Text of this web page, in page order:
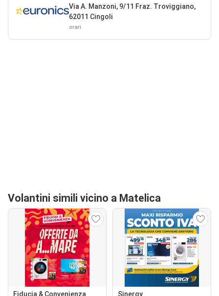
Via A. Manzoni, 9/11 Fraz. Troviggiano,
62011 Cingoli
orari
Volantini simili vicino a Matelica
Fiducia & Convenienza Sinergy